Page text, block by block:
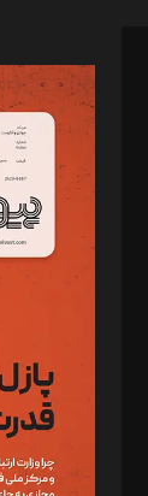
مدیر مسئول:
سردبیر: مهرک
دبیر تحریریه:
د‌بیر ناداستان:
د‌بیر خدمت و
د‌بیر حقوق
د‌بیر پیوست
د‌بیر تحریریه
تحریریه‌:
مصطفی مسجدی
رستمی،مصطفی
ویرایش: نگار
طراح یونیفرم: